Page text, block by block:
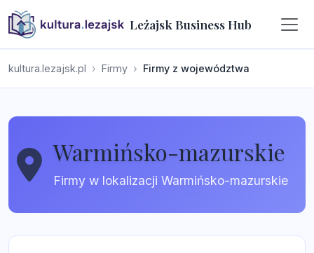
Leżajsk Business Hub
kultura.lezajsk.pl Firmy Firmy z województwa
Warmińsko-mazurskie
Firmy w lokalizacji Warmińsko-mazurskie